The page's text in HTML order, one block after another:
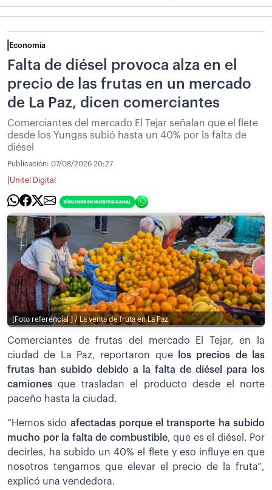
Economía
Falta de diésel provoca alza en el
precio de las frutas en un mercado
de La Paz, dicen comerciantes
Comerciantes del mercado El Tejar señalan que el flete
desde los Yungas subió hasta un 40% por la falta de
diésel
Publicación: 07/08/2026 20:27
Unitel Digital
[Foto referencial ] / La venta de fruta en La Paz
Comerciantes de frutas del mercado El Tejar, en la
ciudad de La Paz, reportaron quelos precios de las
frutas han subido debido a la falta de diésel para los
camionesque trasladan el producto desde el norte
paceño hasta la ciudad.
“Hemos sido afectadas porque el transporte ha subido
mucho por la falta de combustible, que es el diésel. Por
decirles, ha subido un 40% el flete y eso influye en que
nosotros tengamos que elevar el precio de la fruta”,
explicó una vendedora.